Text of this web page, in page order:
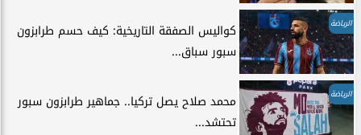
الرياضة
كواليس الصفقة التاريخية: كيف حسم طرابزون
سبور سباق...
الرياضة
محمد صلاح يصل تركيا.. جماهير طرابزون سبور
تحتشد...